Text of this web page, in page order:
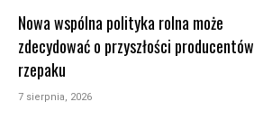
Nowa wspólna polityka rolna może
zdecydować o przyszłości producentów
rzepaku
7 sierpnia, 2026